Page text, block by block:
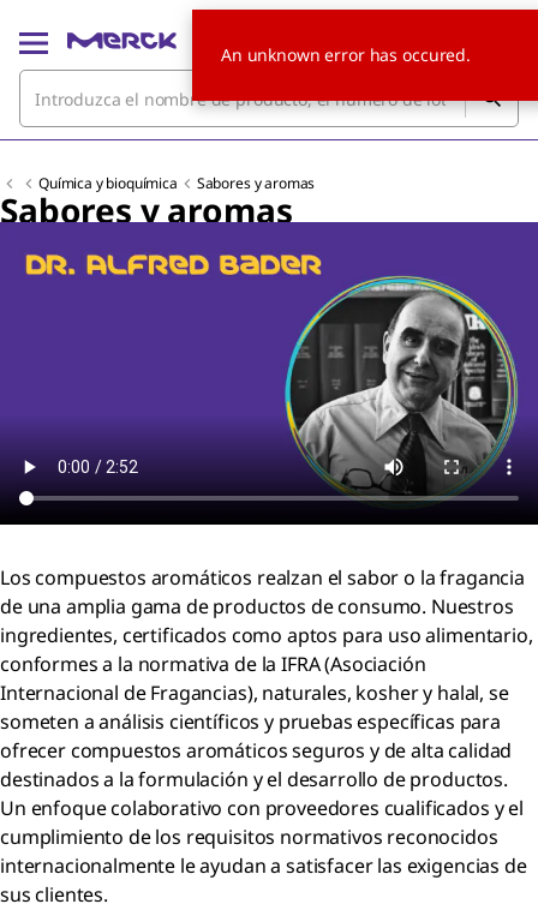
Química y bioquímica Sabores y aromas
Sabores y aromas
Los compuestos aromáticos realzan el sabor o la fragancia
de una amplia gama de productos de consumo. Nuestros
ingredientes, certificados como aptos para uso alimentario,
conformes a la normativa de la IFRA (Asociación
Internacional de Fragancias), naturales, kosher y halal, se
someten a análisis científicos y pruebas específicas para
ofrecer compuestos aromáticos seguros y de alta calidad
destinados a la formulación y el desarrollo de productos.
Un enfoque colaborativo con proveedores cualificados y el
cumplimiento de los requisitos normativos reconocidos
internacionalmente le ayudan a satisfacer las exigencias de
sus clientes.
An unknown error has occured.